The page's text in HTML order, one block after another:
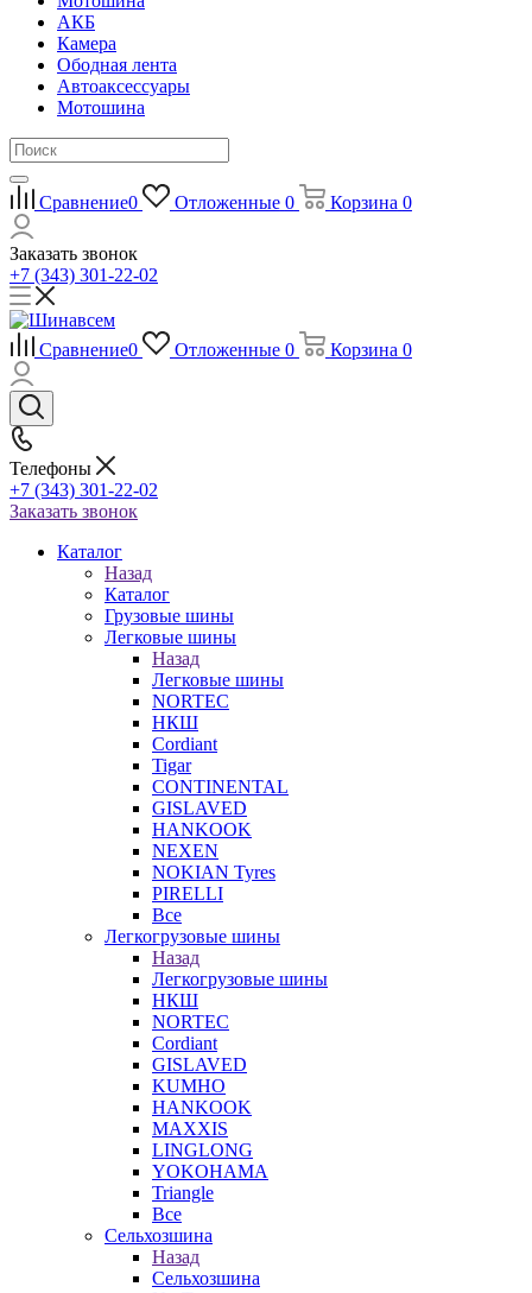
АКБ
Камера
Ободная лента
Автоаксессуары
Мотошина
Сравнение0 Отложенные 0 Корзина 0
Заказать звонок
+7 (343) 301-22-02
Сравнение0 Отложенные 0 Корзина 0
Телефоны
+7 (343) 301-22-02
Заказать звонок
Каталог
Назад
Каталог
Грузовые шины
Легковые шины
Назад
Легковые шины
NORTEС
НКШ
Cordiant
Tigar
CONTINENTAL
GISLAVED
HANKOOK
NEXEN
NOKIAN Tyres
PIRELLI
Все
Легкогрузовые шины
Назад
Легкогрузовые шины
НКШ
NORTEС
Cordiant
GISLAVED
KUMHO
HANKOOK
MAXXIS
LINGLONG
YOKOHAMA
Triangle
Все
Сельхозшина
Назад
Сельхозшина